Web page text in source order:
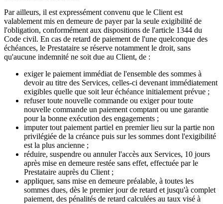
Par ailleurs, il est expressément convenu que le Client est
valablement mis en demeure de payer par la seule exigibilité de
l'obligation, conformément aux dispositions de l'article 1344 du
Code civil. En cas de retard de paiement de l'une quelconque des
échéances, le Prestataire se réserve notamment le droit, sans
qu'aucune indemnité ne soit due au Client, de :
exiger le paiement immédiat de l'ensemble des sommes à
devoir au titre des Services, celles-ci devenant immédiatement
exigibles quelle que soit leur échéance initialement prévue ;
refuser toute nouvelle commande ou exiger pour toute
nouvelle commande un paiement comptant ou une garantie
pour la bonne exécution des engagements ;
imputer tout paiement partiel en premier lieu sur la partie non
privilégiée de la créance puis sur les sommes dont l'exigibilité
est la plus ancienne ;
réduire, suspendre ou annuler l'accès aux Services, 10 jours
après mise en demeure restée sans effet, effectuée par le
Prestataire auprès du Client ;
appliquer, sans mise en demeure préalable, à toutes les
sommes dues, dès le premier jour de retard et jusqu'à complet
paiement, des pénalités de retard calculées au taux visé à